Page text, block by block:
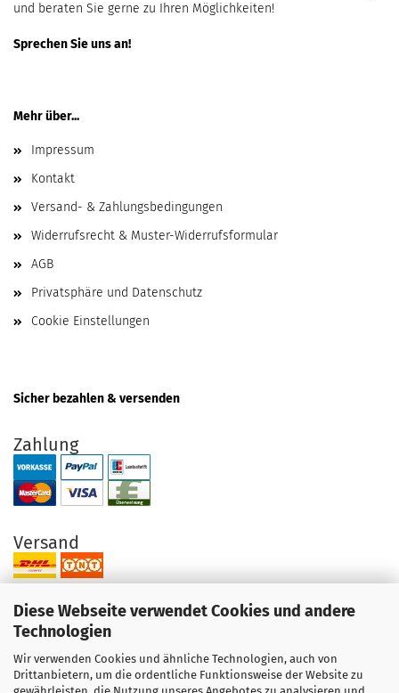
Diese Webseite verwendet Cookies und andere
Technologien
Wir verwenden Cookies und ähnliche Technologien, auch von
Drittanbietern, um die ordentliche Funktionsweise der Website zu
gewährleisten, die Nutzung unseres Angebotes zu analysieren und
und beraten Sie gerne zu Ihren Möglichkeiten!
Sprechen Sie uns an!
Mehr über...
Impressum
Kontakt
Versand- & Zahlungsbedingungen
Widerrufsrecht & Muster-Widerrufsformular
AGB
Privatsphäre und Datenschutz
Cookie Einstellungen
Sicher bezahlen & versenden
Zahlung
Versand
Ihre Vorteile bei uns